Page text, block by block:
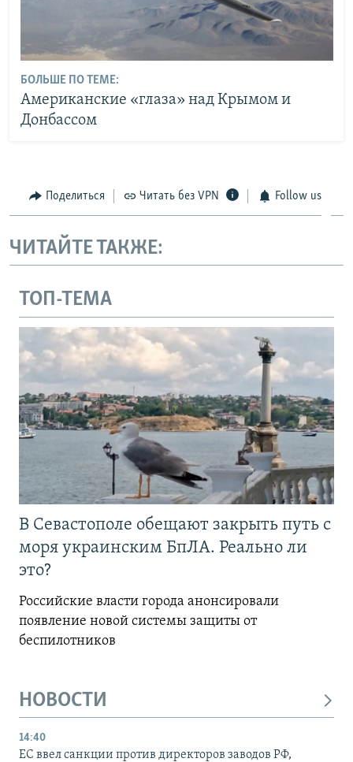
БОЛЬШЕ ПО ТЕМЕ:
Американские «глаза» над Крымом и
Донбассом
Поделиться Читать без VPN Follow us
ЧИТАЙТЕ ТАКЖЕ:
ТОП-ТЕМА
В Севастополе обещают закрыть путь с
моря украинским БпЛА. Реально ли
это?
Российские власти города анонсировали
появление новой системы защиты от
беспилотников
НОВОСТИ
14:40
ЕС ввел санкции против директоров заводов РФ,